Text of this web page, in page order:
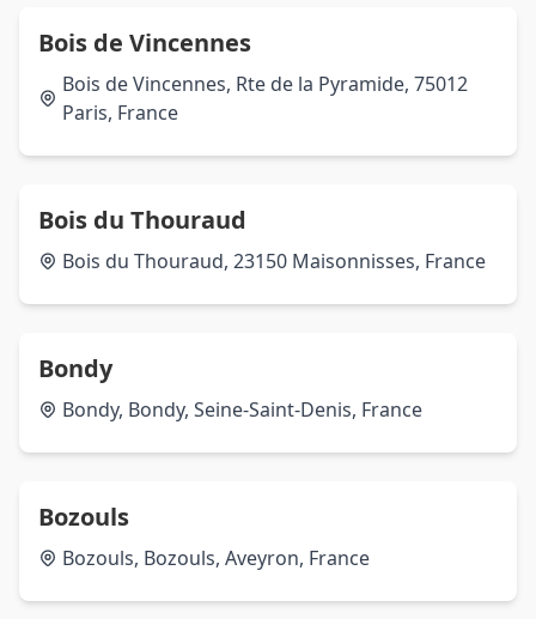
Bois de Vincennes
Bois de Vincennes, Rte de la Pyramide, 75012
Paris, France
Bois du Thouraud
Bois du Thouraud, 23150 Maisonnisses, France
Bondy
Bondy, Bondy, Seine-Saint-Denis, France
Bozouls
Bozouls, Bozouls, Aveyron, France